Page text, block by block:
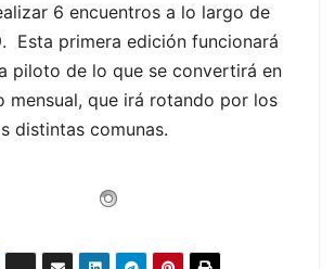
6 encuentros a lo largo de
Esta primera edición funcionará
piloto de lo que se convertirá en
mensual, que irá rotando por los
distintas comunas.